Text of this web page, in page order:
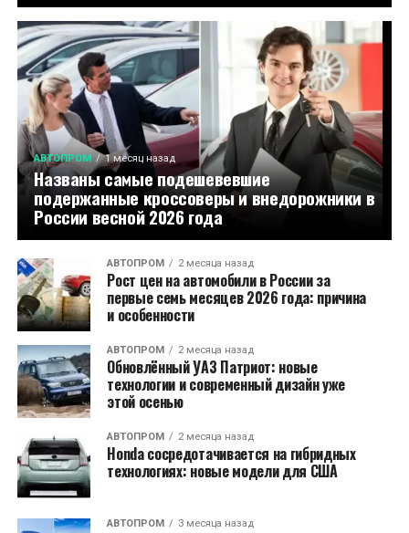
АВТОПРОМ 1 месяц назад
Названы самые подешевевшие
подержанные кроссоверы и внедорожники в
России весной 2026 года
АВТОПРОМ 2 месяца назад
Рост цен на автомобили в России за
первые семь месяцев 2026 года: причина
и особенности
АВТОПРОМ 2 месяца назад
Обновлённый УАЗ Патриот: новые
технологии и современный дизайн уже
этой осенью
АВТОПРОМ 2 месяца назад
Honda сосредотачивается на гибридных
технологиях: новые модели для США
АВТОПРОМ 3 месяца назад